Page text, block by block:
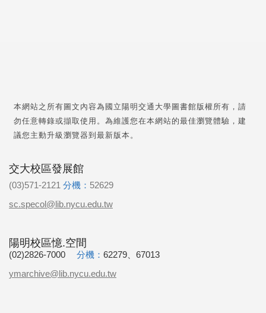
本網站之所有圖文內容為國立陽明交通大學圖書館版權所有，請
勿任意轉錄或擷取使用。為維護您在本網站的最佳瀏覽體驗，建
議您主動升級瀏覽器到最新版本。
交大校區發展館
(03)571-2121 分機： 52629
sc.specol@lib.nycu.edu.tw
陽明校區憶.空間
(02)2826-7000 分機： 62279、67013
ymarchive@lib.nycu.edu.tw